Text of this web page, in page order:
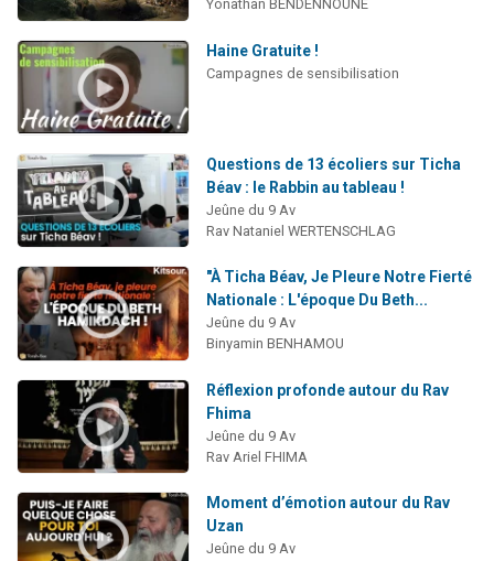
Yonathan BENDENNOUNE
Haine Gratuite !
Campagnes de sensibilisation
Questions de 13 écoliers sur Ticha
Béav : le Rabbin au tableau !
Jeûne du 9 Av
Rav Nataniel WERTENSCHLAG
"À Ticha Béav, Je Pleure Notre Fierté
Nationale : L'époque Du Beth...
Jeûne du 9 Av
Binyamin BENHAMOU
Réflexion profonde autour du Rav
Fhima
Jeûne du 9 Av
Rav Ariel FHIMA
Moment d’émotion autour du Rav
Uzan
Jeûne du 9 Av